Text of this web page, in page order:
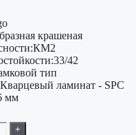
крашеная
КМ2
33/42
тип
Кварцевый ламинат - SPC
мм
+